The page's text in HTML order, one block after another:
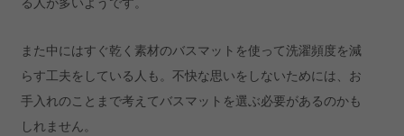
また中にはすぐ乾く素材のバスマットを使って洗濯頻度を減
らす工夫をしている人も。不快な思いをしないためには、お
手入れのことまで考えてバスマットを選ぶ必要があるのかも
しれません。